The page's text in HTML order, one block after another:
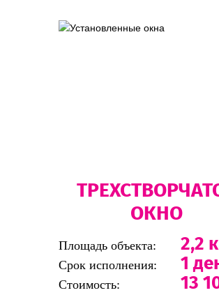
ОКНО
Площадь объекта: 2,2
Срок исполнения: 1
Стоимость: 13